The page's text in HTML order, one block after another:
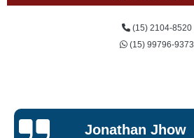
(15) 2104-8520
(15) 99796-9373
Jonathan Jhow